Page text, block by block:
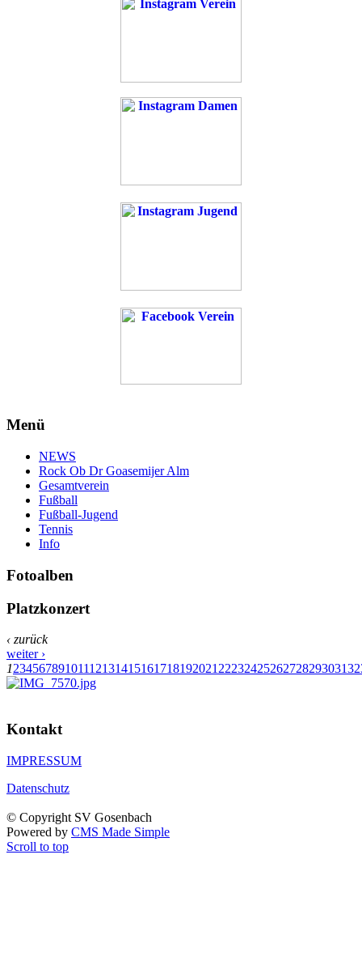
Menü
NEWS
Rock Ob Dr Goasemijer Alm
Gesamtverein
Fußball
Fußball-Jugend
Tennis
Info
Fotoalben
Platzkonzert
‹ zurück
weiter ›
123456789101112131415161718192021 2223242526272829303132
Kontakt
IMPRESSUM
Datenschutz
© Copyright SV Gosenbach
Powered by CMS Made Simple
Scroll to top